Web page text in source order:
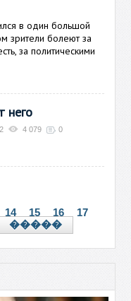
в один большой
зрители болеют за
за политическими
него
4 079 0
14 15 16
17
�����